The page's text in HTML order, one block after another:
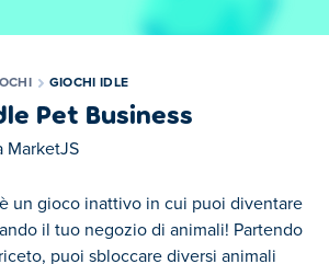
GIOCHI IDLE
Pet Business
MarketJS
è un gioco inattivo in cui puoi diventare
il tuo negozio di animali! Partendo
puoi sbloccare diversi animali